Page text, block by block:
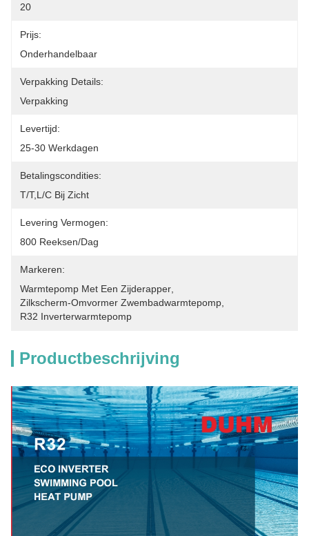
20
Prijs:
Onderhandelbaar
Verpakking Details:
Verpakking
Levertijd:
25-30 Werkdagen
Betalingscondities:
T/T,L/C Bij Zicht
Levering Vermogen:
800 Reeksen/dag
Markeren:
Warmtepomp Met Een Zijderapper
Zilkscherm-Omvormer Zwembadwarmtepomp
R32 Inverterwarmtepomp
Productbeschrijving